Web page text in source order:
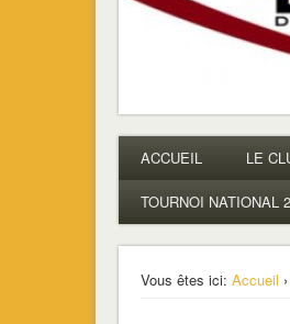
ACCUEIL LE
TOURNOI NATIONAL
Vous êtes ici: Accueil ›